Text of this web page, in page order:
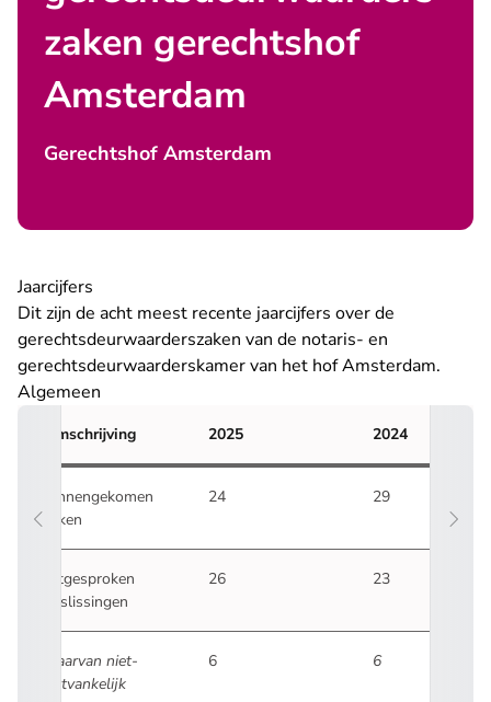
zaken gerechtshof
Amsterdam
Gerechtshof Amsterdam
Jaarcijfers
Dit zijn de acht meest recente jaarcijfers over de
gerechtsdeurwaarderszaken van de notaris- en
gerechtsdeurwaarderskamer van het hof Amsterdam.
Algemeen
Omschrijving 2025 2024
Binnengekomen
zaken
24 29
Uitgesproken
beslissingen
26 23
waarvan niet-
ontvankelijk
6 6